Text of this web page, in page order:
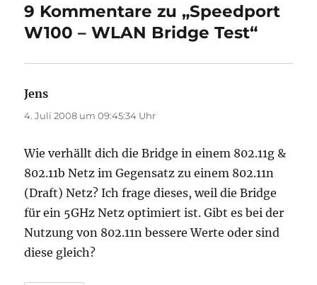
9 Kommentare zu „Speedport
W100 – WLAN Bridge Test“
Jens
4. Juli 2008 um 09:45:34 Uhr
Wie verhällt dich die Bridge in einem 802.11g &
802.11b Netz im Gegensatz zu einem 802.11n
(Draft) Netz? Ich frage dieses, weil die Bridge
für ein 5GHz Netz optimiert ist. Gibt es bei der
Nutzung von 802.11n bessere Werte oder sind
diese gleich?